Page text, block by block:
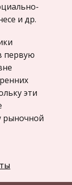
и др.
первую
эти
рыночной